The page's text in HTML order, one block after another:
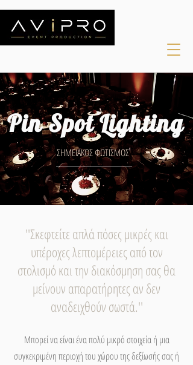
Pin Spot Lighting
ΣΗΜΕΙΑΚΟΣ ΦΩΤΙΣΜΟΣ
''Σκεφτείτε απλά πόσες μικρές και
υπέροχες λεπτομέρειες από τον
στολισμό και την διακόσμηση σας θα
μείνουν απαρατήρητες αν δεν
αναδειχθούν σωστά.''
Μπορεί να είναι ένα πολύ μικρό στοιχεία ή μια
συγκεκριμένη περιοχή του χώρου της δεξίωσής σας ή